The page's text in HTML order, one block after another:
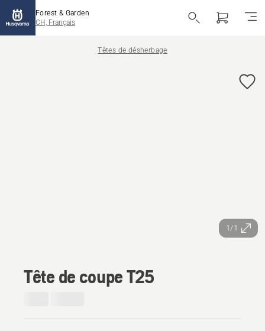
Forest & Garden
CH, Français
Têtes de désherbage
1/1
Tête de coupe T25